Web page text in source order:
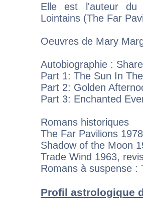
Elle est l'auteur du
Lointains (The Far
Oeuvres de Mary
Autobiographie :
Part 1: The Sun In
Part 2: Golden
Part 3: Enchanted
Romans historiques
The Far Pavilions 1978
Shadow of the Moon
Trade Wind 1963,
Romans à suspense :
Profil astrologique